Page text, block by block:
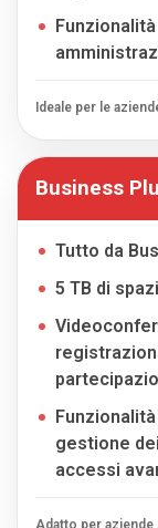
Ideale per le
Business
Tutto da
5 TB di
gestione
accessi
Adatto per